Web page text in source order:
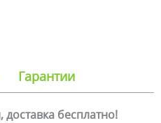
Гарантии
доставка бесплатно!